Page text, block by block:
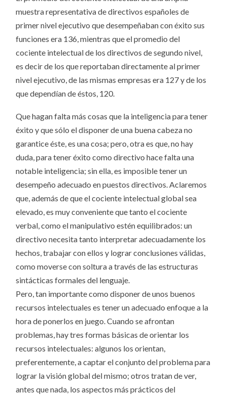
muestra representativa de directivos españoles de
primer nivel ejecutivo que desempeñaban con éxito sus
funciones era 136, mientras que el promedio del
cociente intelectual de los directivos de segundo nivel,
es decir de los que reportaban directamente al primer
nivel ejecutivo, de las mismas empresas era 127 y de los
que dependían de éstos, 120.
Que hagan falta más cosas que la inteligencia para tener
éxito y que sólo el disponer de una buena cabeza no
garantice éste, es una cosa; pero, otra es que, no hay
duda, para tener éxito como directivo hace falta una
notable inteligencia; sin ella, es imposible tener un
desempeño adecuado en puestos directivos. Aclaremos
que, además de que el cociente intelectual global sea
elevado, es muy conveniente que tanto el cociente
verbal, como el manipulativo estén equilibrados: un
directivo necesita tanto interpretar adecuadamente los
hechos, trabajar con ellos y lograr conclusiones válidas,
como moverse con soltura a través de las estructuras
sintácticas formales del lenguaje.
Pero, tan importante como disponer de unos buenos
recursos intelectuales es tener un adecuado enfoque a la
hora de ponerlos en juego. Cuando se afrontan
problemas, hay tres formas básicas de orientar los
recursos intelectuales: algunos los orientan,
preferentemente, a captar el conjunto del problema para
lograr la visión global del mismo; otros tratan de ver,
antes que nada, los aspectos más prácticos del